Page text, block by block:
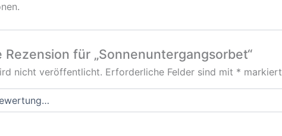
für „Sonnenuntergangsorbet“
nicht veröffentlicht. Erforderliche Felder sind mit * markiert